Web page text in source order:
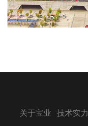
关于宝业 技术实力